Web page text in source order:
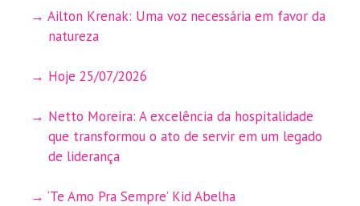
Ailton Krenak: Uma voz necessária em favor da
natureza
Hoje 25/07/2026
Netto Moreira: A excelência da hospitalidade
que transformou o ato de servir em um legado
de liderança
‘Te Amo Pra Sempre’ Kid Abelha